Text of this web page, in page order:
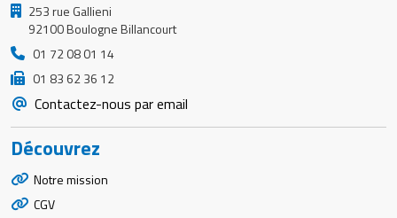
253 rue Gallieni
92100 Boulogne Billancourt
01 72 08 01 14
01 83 62 36 12
Contactez-nous par email
Découvrez
Notre mission
CGV